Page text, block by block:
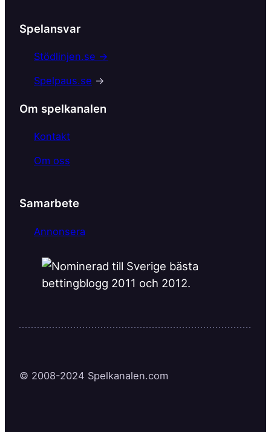
Spelansvar
Stödlinjen.se →
Spelpaus.se →
Om spelkanalen
Kontakt
Om oss
Samarbete
Annonsera
© 2008-2024 Spelkanalen.com